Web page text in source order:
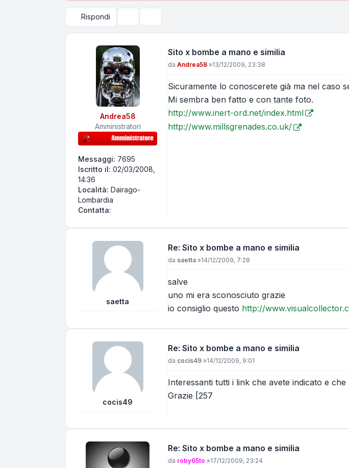
Rispondi
Andrea58
Amministratori
Messaggi: 7695
Iscritto il: 02/03/2008,
14:36
Località: Dairago-
Lombardia
Contatta:
Sito x bombe a mano e similia
Messaggio
da Andrea58 »13/12/2009, 23:38
Sicuramente lo conoscerete già ma nel caso
Mi sembra ben fatto e con tante foto.
http://www.inert-ord.net/index.html
http://www.millsgrenades.co.uk/
saetta
Re: Sito x bombe a mano e similia
Messaggio
da saetta »14/12/2009, 7:28
salve
uno mi era sconosciuto grazie
io consiglio questo http://
cocis49
Re: Sito x bombe a mano e similia
Messaggio
da cocis49 »14/12/2009, 9:01
Interessanti tutti i link che avete indicato e
Grazie [257
Re: Sito x bombe a mano e similia
Messaggio
da roby65to »17/12/2009, 23:24